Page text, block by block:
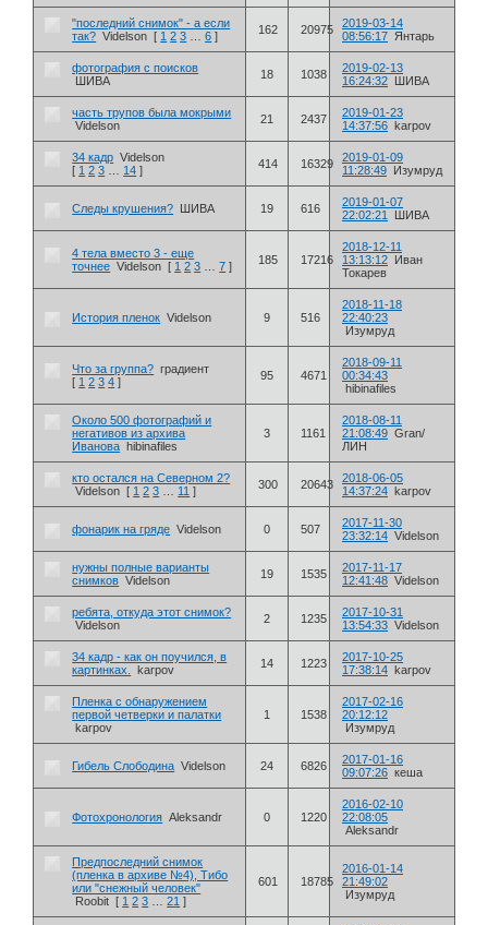
"последний снимок" - а если
так? Videlson [ 1 2 3 6 ] 162 20975
2019-03-14
08:56:17 Янтарь
фотография с поисков
ШИВА
18 1038
2019-02-13
16:24:32
ШИВА
часть трупов была мокрыми
Videlson
21 2437
2019-01-23
14:37:56 karpov
34 кадр Videlson
[ 1 2 3 14 ] 414 16329
2019-01-09
11:28:49
Изумруд
Следы крушения? ШИВА 19 616
2019-01-07
22:02:21
ШИВА
4 тела вместо 3 - еще
точнее Videlson [ 1 2 3 7 ] 185 17216
2018-12-11
13:13:12
Иван
Токарев
История пленок Videlson 9 516
2018-11-18
22:40:23
Изумруд
Что за группа? градиент
[ 1 2 3 4 ] 95 4671
2018-09-11
00:34:43
hibinafiles
Около 500 фотографий и
негативов из архива
Иванова hibinafiles
3 1161
2018-08-11
21:08:49 Gran/
ЛИН
кто остался на Северном 2?
Videlson [ 1 2 3 11 ] 300 20643
2018-06-05
14:37:24 karpov
фонарик на гряде Videlson 0 507
2017-11-30
23:32:14 Videlson
нужны полные варианты
снимков Videlson 19 1535
2017-11-17
12:41:48 Videlson
ребята, откуда этот снимок?
Videlson
2 1235
2017-10-31
13:54:33 Videlson
34 кадр - как он поучился, в
картинках.
karpov 14 1223
2017-10-25
17:38:14 karpov
Пленка с обнаружением
первой четверки и палатки
karpov
1 1538
2017-02-16
20:12:12
Изумруд
Гибель Слободина Videlson 24 6826
2017-01-16
09:07:26 кеша
Фотохронология Aleksandr 0 1220
2016-02-10
22:08:05
Aleksandr
Предпоследний снимок
(пленка в архиве №4), Тибо
или "снежный человек"
Roobit [ 1 2 3 21 ]
601 18785
2016-01-14
21:49:02
Изумруд